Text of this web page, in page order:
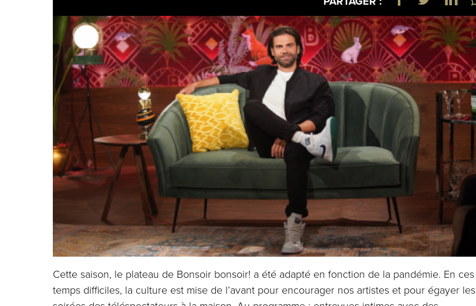
Cette saison, le plateau de Bonsoir bonsoir! a été adapté en fonction de la pandémie. En ces
temps difficiles, la culture est mise de l’avant pour encourager nos artistes et pour égayer les